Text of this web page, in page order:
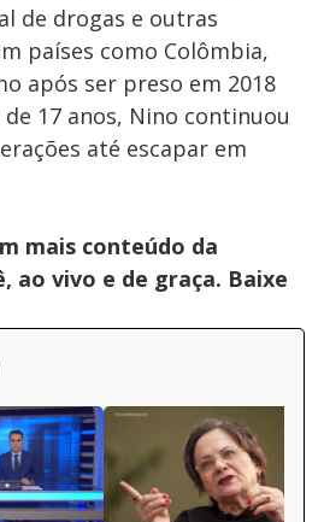
de drogas e outras
países como Colômbia,
após ser preso em 2018
17 anos, Nino continuou
até escapar em
mais conteúdo da
ao vivo e de graça. Baixe